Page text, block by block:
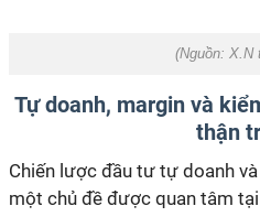
(Nguồn: X.N
Tự doanh, margin và
thận
Chiến lược đầu tư tự doanh
một chủ đề được quan tâm